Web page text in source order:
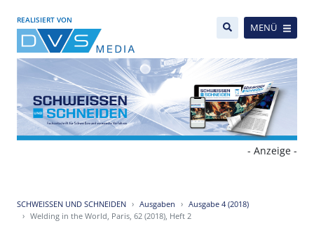
REALISIERT VON
MENÜ
- Anzeige -
SCHWEISSEN UND SCHNEIDEN Ausgaben
Ausgabe 4 (2018)
Welding in the World, Paris, 62 (2018), Heft 2